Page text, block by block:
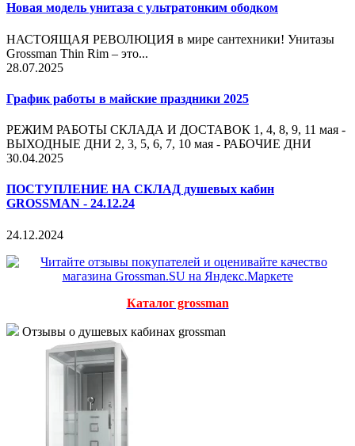
Новая модель унитаза с ультратонким ободком
НАСТОЯЩАЯ РЕВОЛЮЦИЯ в мире сантехники! Унитазы
Grossman Thin Rim – это...
28.07.2025
График работы в майские праздники 2025
РЕЖИМ РАБОТЫ СКЛАДА И ДОСТАВОК 1, 4, 8, 9, 11 мая -
ВЫХОДНЫЕ ДНИ 2, 3, 5, 6, 7, 10 мая - РАБОЧИЕ ДНИ
30.04.2025
ПОСТУПЛЕНИЕ НА СКЛАД душевых кабин
GROSSMAN - 24.12.24
24.12.2024
Каталог grossman
Отзывы о душевых кабинах grossman